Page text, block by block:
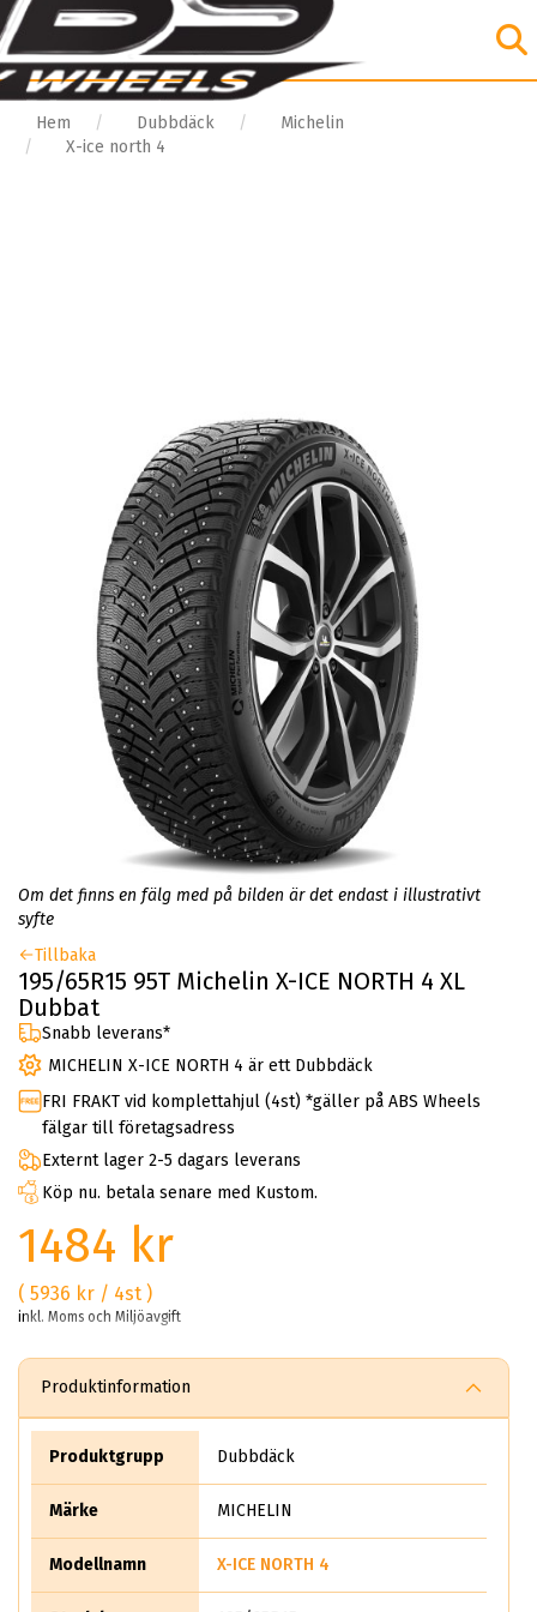
Hem Dubbdäck
Michelin
X-ice north 4
Om det finns en fälg med på bilden är det endast i illustrativt
syfte
Tillbaka
195/65R15 95T Michelin X-ICE NORTH 4 XL
Dubbat
Snabb leverans*
MICHELIN X-ICE NORTH 4 är ett Dubbdäck
FRI FRAKT vid komplettahjul (4st) *gäller på ABS Wheels
fälgar till företagsadress
Externt lager 2-5 dagars leverans
Köp nu. betala senare med Kustom.
1484 kr
( 5936 kr / 4st )
inkl. Moms och Miljöavgift
Produktinformation
Produktgrupp Dubbdäck
Märke MICHELIN
Modellnamn X-ICE NORTH 4